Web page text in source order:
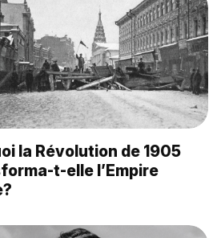
la Révolution de 1905
t-elle l’Empire